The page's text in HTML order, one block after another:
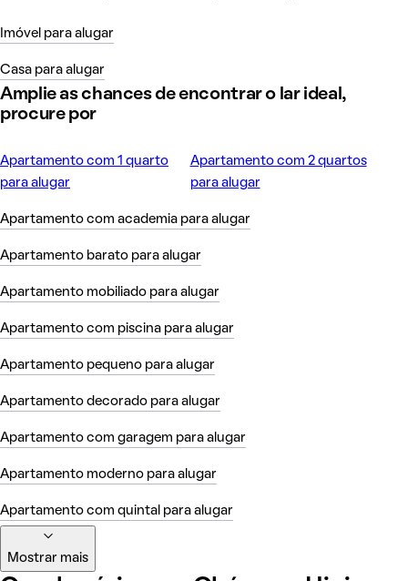
Imóvel para alugar
Casa para alugar
Amplie as chances de encontrar o lar ideal,
procure por
Apartamento com 1 quarto
para alugar
Apartamento com 2 quartos
para alugar
Apartamento com academia para alugar
Apartamento barato para alugar
Apartamento mobiliado para alugar
Apartamento com piscina para alugar
Apartamento pequeno para alugar
Apartamento decorado para alugar
Apartamento com garagem para alugar
Apartamento moderno para alugar
Apartamento com quintal para alugar
Mostrar mais